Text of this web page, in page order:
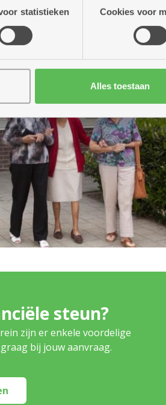
statistieken Cookies voor
Alles toestaan
steun?
zijn er enkele voordelige
bij jouw aanvraag.